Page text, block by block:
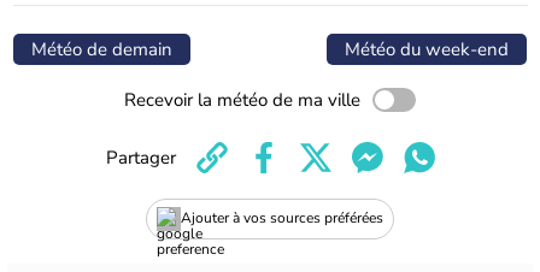
Météo de demain Météo du week-end
Recevoir la météo de ma ville
Ajouter à vos sources préférées
Partager